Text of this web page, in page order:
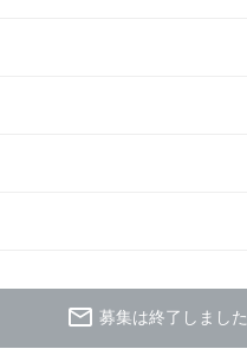
mail_outline 募集は終了しました